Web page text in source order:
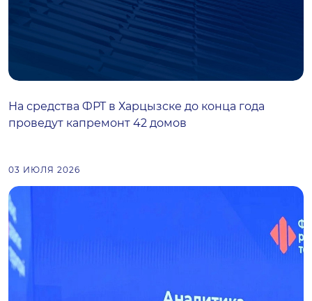
На средства ФРТ в Харцызске до конца года
проведут капремонт 42 домов
03 ИЮЛЯ 2026